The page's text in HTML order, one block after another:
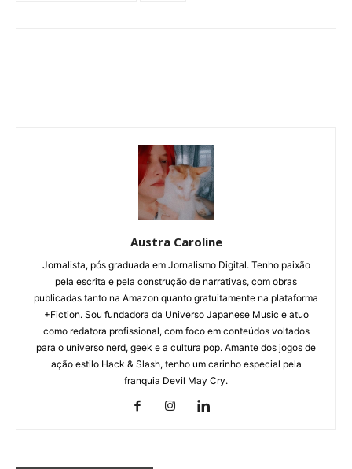
Austra Caroline
Jornalista, pós graduada em Jornalismo Digital. Tenho paixão
pela escrita e pela construção de narrativas, com obras
publicadas tanto na Amazon quanto gratuitamente na plataforma
+Fiction. Sou fundadora da Universo Japanese Music e atuo
como redatora profissional, com foco em conteúdos voltados
para o universo nerd, geek e a cultura pop. Amante dos jogos de
ação estilo Hack & Slash, tenho um carinho especial pela
franquia Devil May Cry.